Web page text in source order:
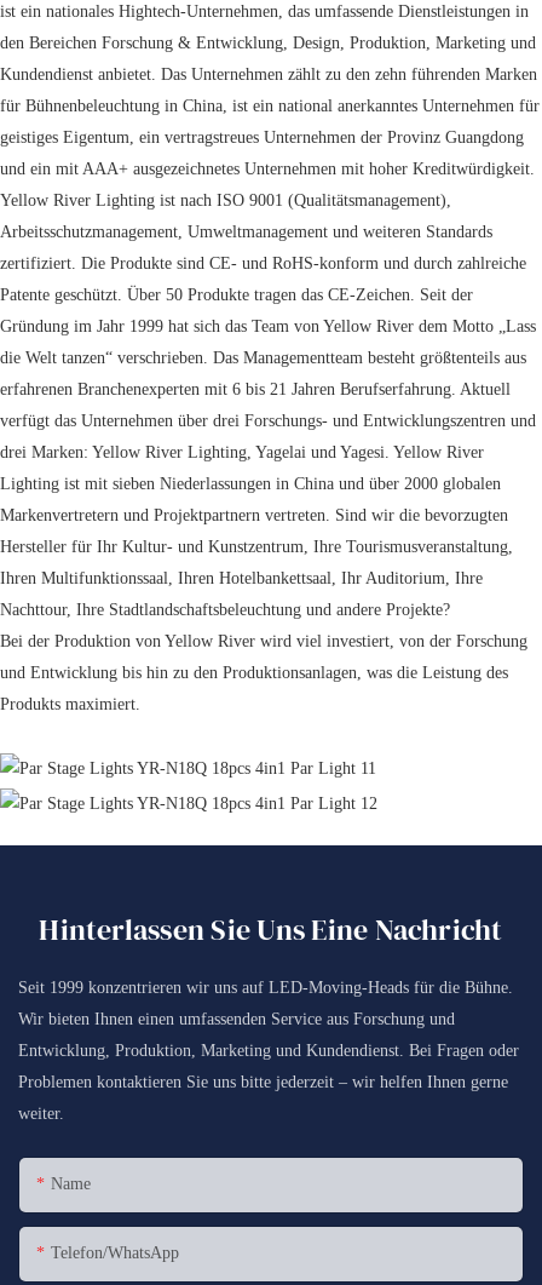
ist ein nationales Hightech-Unternehmen, das umfassende Dienstleistungen in
den Bereichen Forschung & Entwicklung, Design, Produktion, Marketing und
Kundendienst anbietet. Das Unternehmen zählt zu den zehn führenden Marken
für Bühnenbeleuchtung in China, ist ein national anerkanntes Unternehmen für
geistiges Eigentum, ein vertragstreues Unternehmen der Provinz Guangdong
und ein mit AAA+ ausgezeichnetes Unternehmen mit hoher Kreditwürdigkeit.
Yellow River Lighting ist nach ISO 9001 (Qualitätsmanagement),
Arbeitsschutzmanagement, Umweltmanagement und weiteren Standards
zertifiziert. Die Produkte sind CE- und RoHS-konform und durch zahlreiche
Patente geschützt. Über 50 Produkte tragen das CE-Zeichen. Seit der
Gründung im Jahr 1999 hat sich das Team von Yellow River dem Motto „Lass
die Welt tanzen“ verschrieben. Das Managementteam besteht größtenteils aus
erfahrenen Branchenexperten mit 6 bis 21 Jahren Berufserfahrung. Aktuell
verfügt das Unternehmen über drei Forschungs- und Entwicklungszentren und
drei Marken: Yellow River Lighting, Yagelai und Yagesi. Yellow River
Lighting ist mit sieben Niederlassungen in China und über 2000 globalen
Markenvertretern und Projektpartnern vertreten. Sind wir die bevorzugten
Hersteller für Ihr Kultur- und Kunstzentrum, Ihre Tourismusveranstaltung,
Ihren Multifunktionssaal, Ihren Hotelbankettsaal, Ihr Auditorium, Ihre
Nachttour, Ihre Stadtlandschaftsbeleuchtung und andere Projekte?
Bei der Produktion von Yellow River wird viel investiert, von der Forschung
und Entwicklung bis hin zu den Produktionsanlagen, was die Leistung des
Produkts maximiert.
Hinterlassen Sie Uns Eine Nachricht
Seit 1999 konzentrieren wir uns auf LED-Moving-Heads für die Bühne.
Wir bieten Ihnen einen umfassenden Service aus Forschung und
Entwicklung, Produktion, Marketing und Kundendienst. Bei Fragen oder
Problemen kontaktieren Sie uns bitte jederzeit – wir helfen Ihnen gerne
weiter.
Name
Telefon/WhatsApp